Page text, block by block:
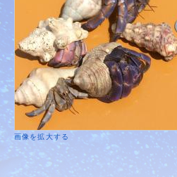
画像を拡大する